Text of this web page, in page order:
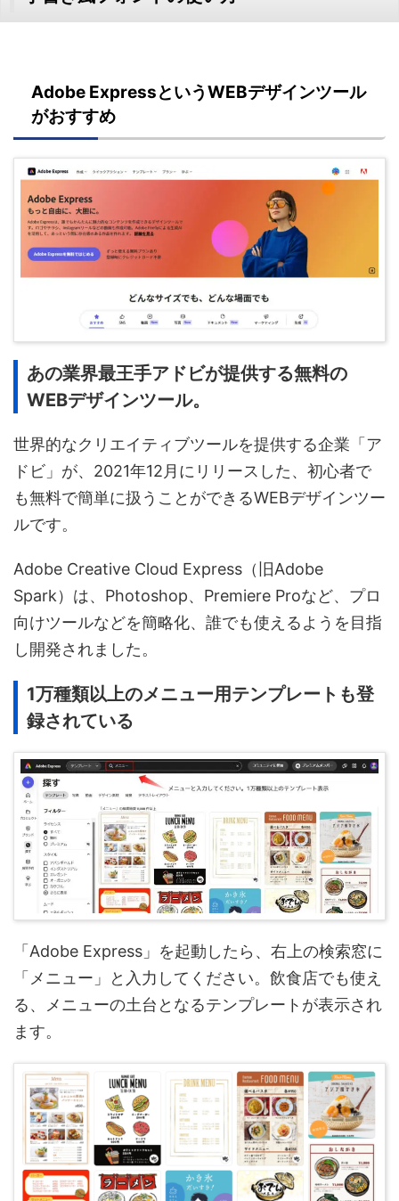
Adobe ExpressというWEBデザインツール
がおすすめ
あの業界最王手アドビが提供する無料の
WEBデザインツール。
世界的なクリエイティブツールを提供する企業「ア
ドビ」が、2021年12月にリリースした、初心者で
も無料で簡単に扱うことができるWEBデザインツー
ルです。
Adobe Creative Cloud Express（旧Adobe
Spark）は、Photoshop、Premiere Proなど、プロ
向けツールなどを簡略化、誰でも使えるようを目指
し開発されました。
1万種類以上のメニュー用テンプレートも登
録されている
「Adobe Express」を起動したら、右上の検索窓に
「メニュー」と入力してください。飲食店でも使え
る、メニューの土台となるテンプレートが表示され
ます。